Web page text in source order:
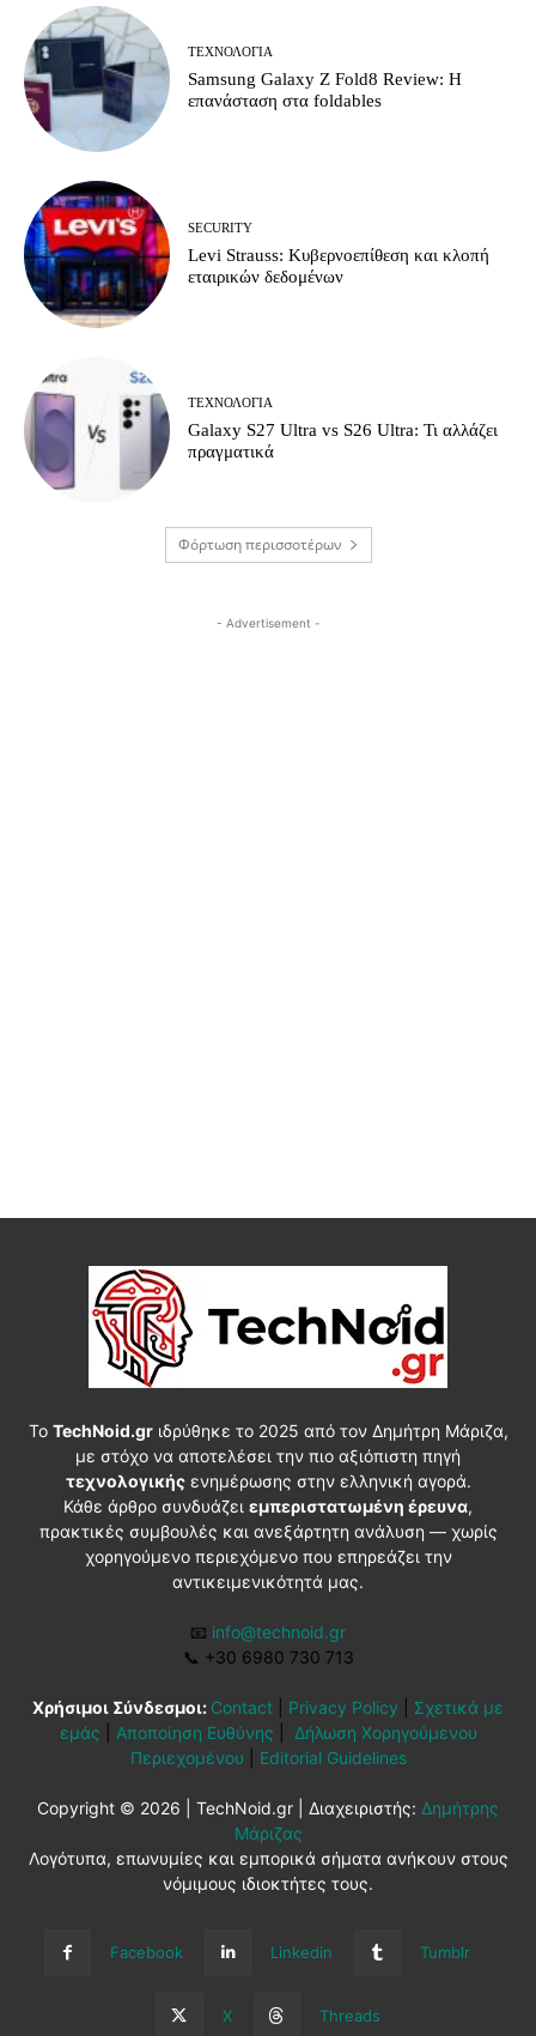
ΤΕΧΝΟΛΟΓΊΑ
Samsung Galaxy Z Fold8 Review: Η
επανάσταση στα foldables
SECURITY
Levi Strauss: Κυβερνοεπίθεση και κλοπή
εταιρικών δεδομένων
ΤΕΧΝΟΛΟΓΊΑ
Galaxy S27 Ultra vs S26 Ultra: Τι αλλάζει
πραγματικά
Φόρτωση περισσοτέρων
- Advertisement -
Το TechNoid.grιδρύθηκε το 2025 από τον Δημήτρη Μάριζα,
με στόχο να αποτελέσει την πιο αξιόπιστη πηγή
τεχνολογικήςενημέρωσης στην ελληνική αγορά.
Κάθε άρθρο συνδυάζει εμπεριστατωμένη έρευνα,
πρακτικές συμβουλές και ανεξάρτητη ανάλυση — χωρίς
χορηγούμενο περιεχόμενο που επηρεάζει την
αντικειμενικότητά μας.
📧 info@technoid.gr
📞 +30 6980 730 713
Χρήσιμοι Σύνδεσμοι: Contact Privacy Policy
Σχετικά με
εμάς
Αποποίηση Ευθύνης
Δήλωση Χορηγούμενου
Περιεχομένου
Editorial Guidelines
Copyright © 2026 | TechNoid.gr | Διαχειριστής: Δημήτρης
Μάριζας
Λογότυπα, επωνυμίες και εμπορικά σήματα ανήκουν στους
νόμιμους ιδιοκτήτες τους.
Facebook Linkedin Tumblr
X Threads